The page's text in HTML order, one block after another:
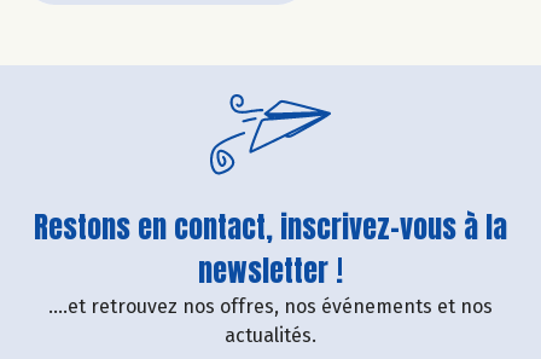
Restons en contact, inscrivez-vous à la
newsletter !
....et retrouvez nos offres, nos événements et nos
actualités.